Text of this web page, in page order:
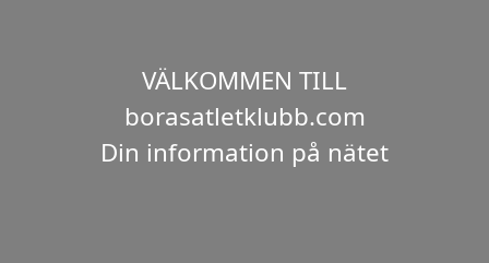
VÄLKOMMEN TILL
borasatletklubb.com
Din information på nätet